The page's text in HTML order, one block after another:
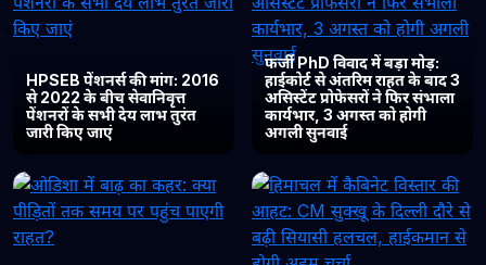
HPSEB पेंशनर्स की मांग: 2016
से 2022 के बीच सेवानिवृत्त
पेंशनरों के सभी देय लाभ तुरंत
जारी किए जाएं
फर्जी PhD विवाद में बड़ा मोड़:
हाईकोर्ट से अंतरिम राहत के बाद 3
असिस्टेंट प्रोफेसरों ने फिर संभाला
कार्यभार, 3 अगस्त को होगी
अगली सुनवाई